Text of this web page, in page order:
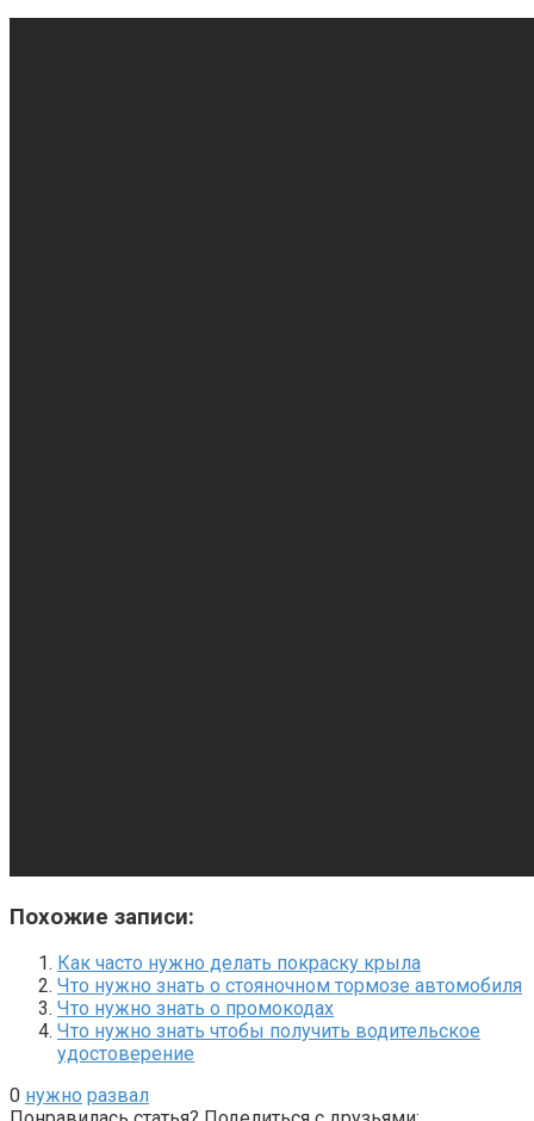
Похожие записи:
Как часто нужно делать покраску крыла
Что нужно знать о стояночном тормозе автомобиля
Что нужно знать о промокодах
Что нужно знать чтобы получить водительское
удостоверение
0 нужно развал